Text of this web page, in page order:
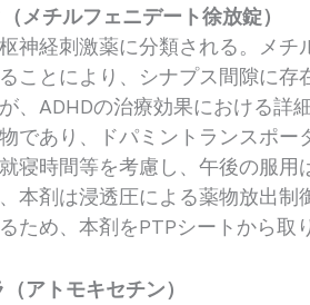
メチルフェニデート徐放錠）
神経刺激薬に分類される。メ
ことにより、シナプス間隙に
、ADHDの治療効果における詳
であり、ドパミントランスポー
寝時間等を考慮し、午後の服
本剤は浸透圧による薬物放出
ため、本剤をPTPシートから取
アトモキセチン）